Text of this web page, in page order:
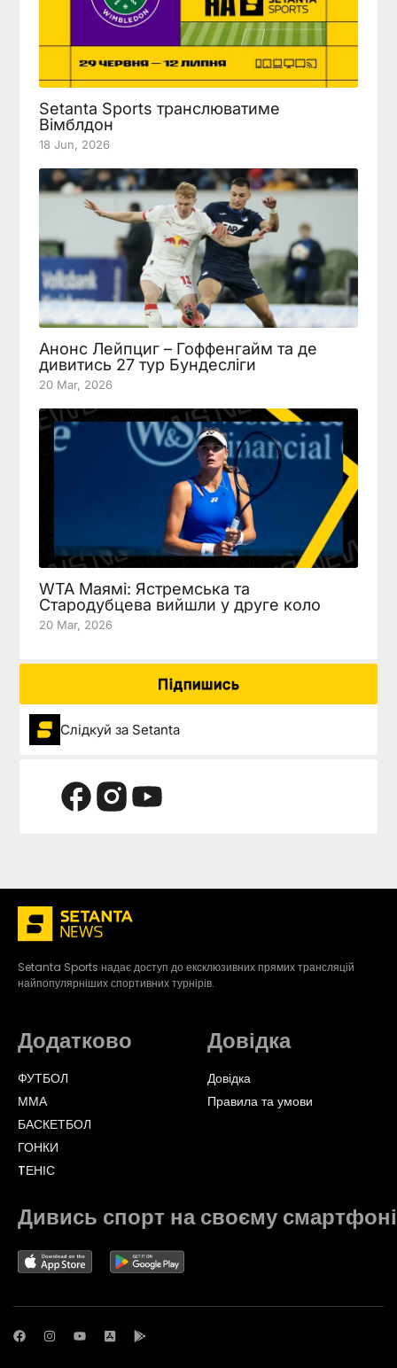
Setanta Sports транслюватиме
Вімблдон
18 Jun, 2026
Анонс Лейпциг – Гоффенгайм та де
дивитись 27 тур Бундесліги
20 Mar, 2026
WTA Маямі: Ястремська та
Стародубцева вийшли у друге коло
20 Mar, 2026
Підпишись
Слідкуй за Setanta
Setanta Sports надає доступ до ексклюзивних прямих трансляцій
найпопулярніших спортивних турнірів.
Додатково
ФУТБОЛ
ММА
БАСКЕТБОЛ
ГОНКИ
TЕНІС
Довідка
Довідка
Правила та умови
Дивись спорт на своєму смартфоні